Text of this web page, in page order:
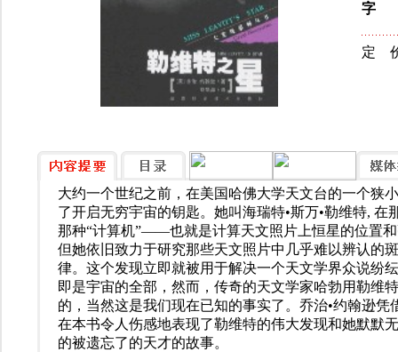
字
定
大约一个世纪之前，在美国哈佛大学天文台的一个狭
了开启无穷宇宙的钥匙。她叫海瑞特•斯万•勒维特,
那种“计算机”——也就是计算天文照片上恒星的位置
但她依旧致力于研究那些天文照片中几乎难以辨认的
律。这个发现立即就被用于解决一个天文学界众说纷
即是宇宙的全部，然而，传奇的天文学家哈勃用勒维
的，当然这是我们现在已知的事实了。乔治•约翰逊
在本书令人伤感地表现了勒维特的伟大发现和她默默
的被遗忘了的天才的故事。